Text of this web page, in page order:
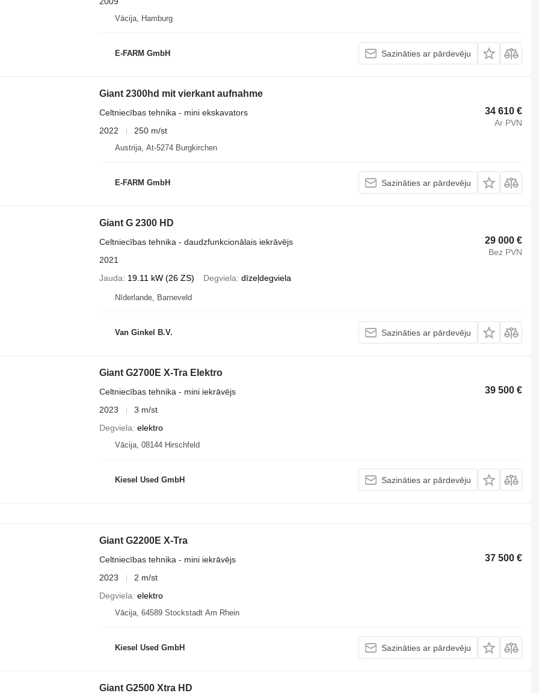
Vācija, Hamburg
E-FARM GmbH Sazināties ar pārdevēju
Giant 2300hd mit vierkant aufnahme
34 610 €
Ar PVN
Celtniecības tehnika - mini ekskavators
2022
250 m/st
Austrija, At-5274 Burgkirchen
E-FARM GmbH Sazināties ar pārdevēju
Giant G 2300 HD
29 000 €
Bez PVN
Celtniecības tehnika - daudzfunkcionālais iekrāvējs
2021
Jauda 19.11 kW (26 ZS) Degviela dīzeļdegviela
Nīderlande, Barneveld
Van Ginkel B.V. Sazināties ar pārdevēju
Giant G2700E X-Tra Elektro
39 500 €
Celtniecības tehnika - mini iekrāvējs
2023
3 m/st
Degviela elektro
Vācija, 08144 Hirschfeld
Kiesel Used GmbH Sazināties ar pārdevēju
Giant G2200E X-Tra
37 500 €
Celtniecības tehnika - mini iekrāvējs
2023
2 m/st
Degviela elektro
Vācija, 64589 Stockstadt Am Rhein
Kiesel Used GmbH Sazināties ar pārdevēju
Giant G2500 Xtra HD